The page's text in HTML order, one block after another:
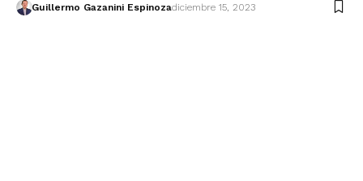
Guillermo Gazanini Espinozadiciembre 15, 2023